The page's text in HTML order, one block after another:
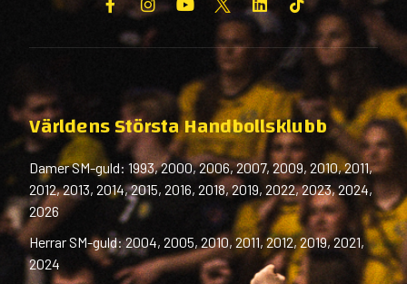
Världens Största Handbollsklubb
Damer SM-guld: 1993, 2000, 2006, 2007, 2009, 2010, 2011,
2012, 2013, 2014, 2015, 2016, 2018, 2019, 2022, 2023, 2024,
2026
Herrar SM-guld: 2004, 2005, 2010, 2011, 2012, 2019, 2021,
2024